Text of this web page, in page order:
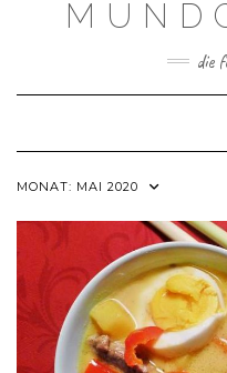
die
MONAT: MAI 2020